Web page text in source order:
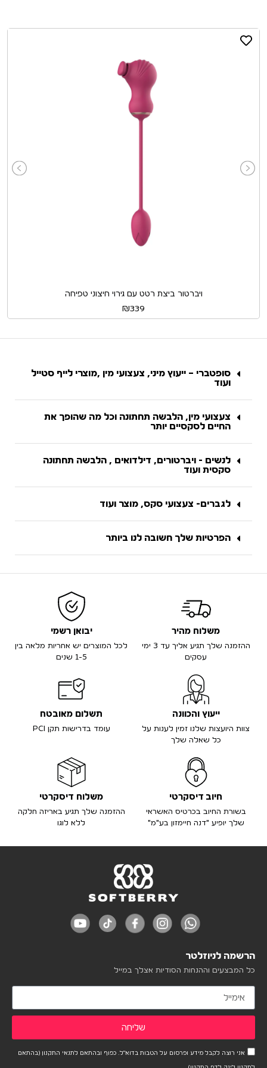
ויברטור ביצת רטט עם גירוי חיצוני טפיחה
₪339
סופטברי – ייעוץ מיני, צעצועי מין ,מוצרי לייף סטייל
ועוד
צעצועי מין, הלבשה תחתונה וכל מה שהופך את
החיים לסקסיים יותר
לנשים - ויברטורים, דילדואים , הלבשה תחתונה
סקסית ועוד
לגברים- צעצועי סקס, מוצר ועוד
הפרטיות שלך חשובה לנו ביותר
משלוח מהיר
ההזמנה שלך תגיע אליך עד 3 ימי
עסקים
יבואן רשמי
לכל המוצרים יש אחריות מלאה בין
1-5 שנים
ייעוץ והכוונה
צוות היועצות שלנו זמין לענות על
כל שאלה שלך
תשלום מאובטח
עומד בדרישות תקן PCI
חיוב דיסקרטי
בשורת החיוב בכרטיס האשראי
שלך יופיע "דנה חיימזון בע"מ"
משלוח דיסקרטי
ההזמנה שלך תגיע באריזה חלקה
ללא לוגו
הרשמה לניוזלטר
כל המבצעים וההנחות הסודיות אצלך במייל
אני רוצה לקבל מידע ופרסום על הטבות בדוא"ל. כפוף ובהתאם לתנאי התקנון (בהתאם
שליחה